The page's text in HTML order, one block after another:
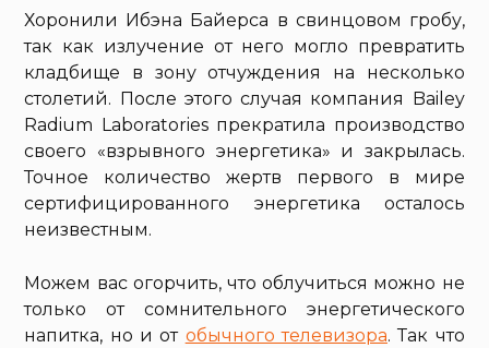
Хоронили Ибэна Байерса в свинцовом гробу,
так как излучение от него могло превратить
кладбище в зону отчуждения на несколько
столетий. После этого случая компания Bailey
Radium Laboratories прекратила производство
своего «взрывного энергетика» и закрылась.
Точное количество жертв первого в мире
сертифицированного энергетика осталось
неизвестным.
Можем вас огорчить, что облучиться можно не
только от сомнительного энергетического
напитка, но и от обычного телевизора. Так что